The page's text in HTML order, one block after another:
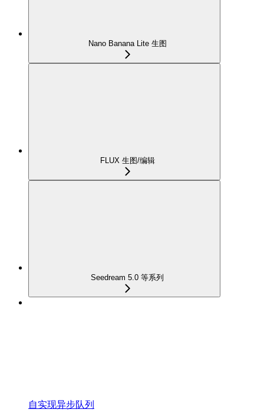
Nano Banana Lite 生图
FLUX 生图/编辑
Seedream 5.0 等系列
自实现异步队列